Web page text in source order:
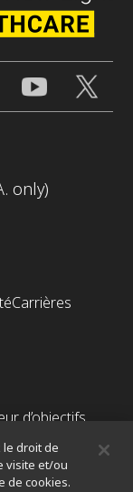
only)
Carrières
d’objectifs
le droit de
visite et/ou
de cookies.